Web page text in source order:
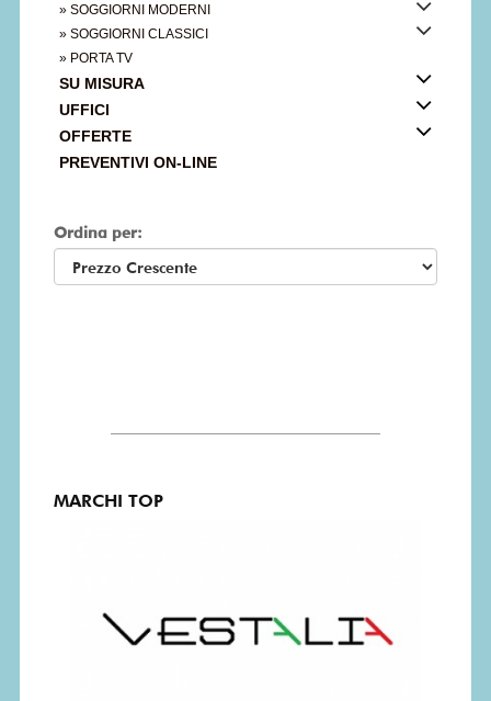
» SOGGIORNI MODERNI
» SOGGIORNI CLASSICI
» PORTA TV
SU MISURA
UFFICI
OFFERTE
PREVENTIVI ON-LINE
Ordina per:
MARCHI TOP